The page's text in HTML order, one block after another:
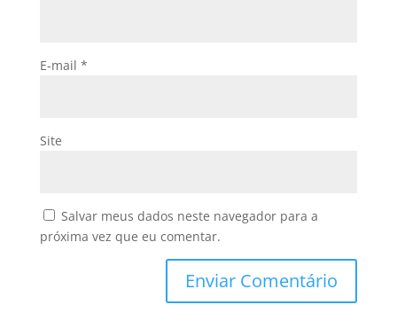
E-mail *
Site
Salvar meus dados neste navegador para a
próxima vez que eu comentar.